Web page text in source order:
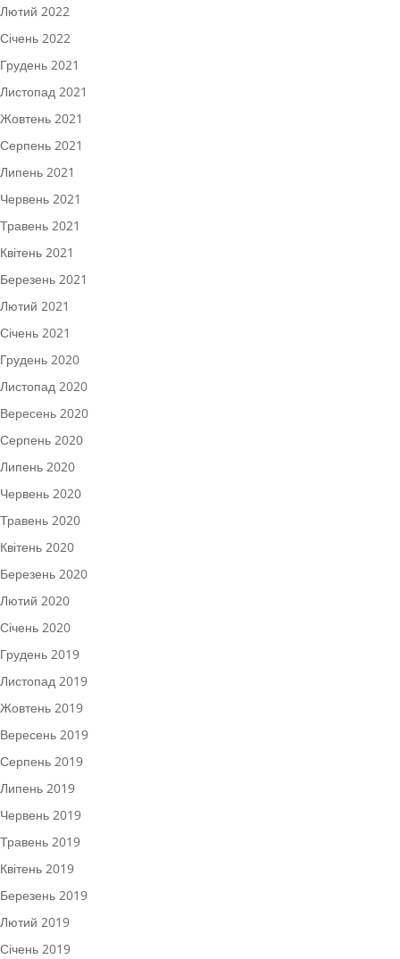
Лютий 2022
Січень 2022
Грудень 2021
Листопад 2021
Жовтень 2021
Серпень 2021
Липень 2021
Червень 2021
Травень 2021
Квітень 2021
Березень 2021
Лютий 2021
Січень 2021
Грудень 2020
Листопад 2020
Вересень 2020
Серпень 2020
Липень 2020
Червень 2020
Травень 2020
Квітень 2020
Березень 2020
Лютий 2020
Січень 2020
Грудень 2019
Листопад 2019
Жовтень 2019
Вересень 2019
Серпень 2019
Липень 2019
Червень 2019
Травень 2019
Квітень 2019
Березень 2019
Лютий 2019
Січень 2019